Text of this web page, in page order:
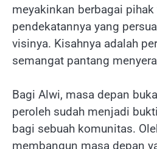
meyakinkan berbagai
pendekatannya yang
visinya. Kisahnya adalah
semangat pantang
Bagi Alwi, masa depan
peroleh sudah menjadi
bagi sebuah komunitas.
membangun masa depan